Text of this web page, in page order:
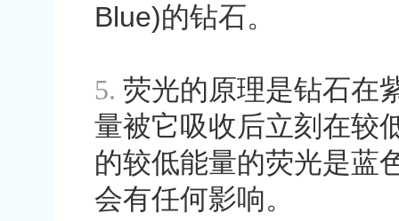
Blue)的钻石。
5. 荧光的原理是钻石在
量被它吸收后立刻在较
的较低能量的荧光是蓝
会有任何影响。